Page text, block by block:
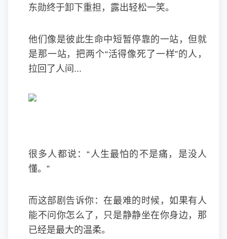
东勋终于卸下重担，露出轻松一笑。
他们像是彼此生命中短暂停靠的一站，但就
是那一站，把两个“活得像死了一样”的人，
拉回了人间...
很多人都说：“人生最怕的不是痛，是没人
懂。”
而这部剧告诉你：在最难的时候，如果有人
能不问你怎么了，只是静静坐在你身边，那
已经是最大的温柔。